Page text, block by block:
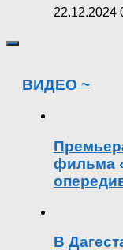
22.12.2024
ВИДЕО ~
фильма
В